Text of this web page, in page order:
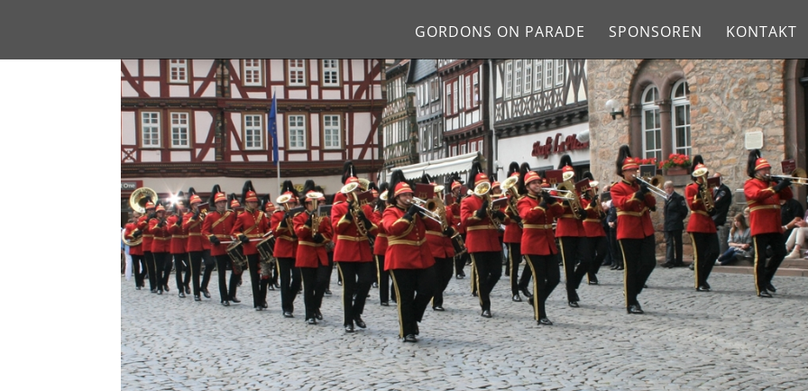
GORDONS ON PARADE SPONSOREN KONTAKT